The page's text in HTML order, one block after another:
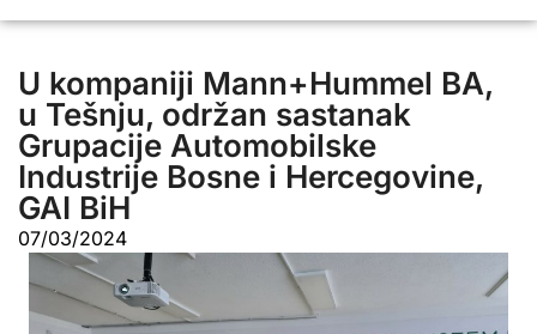
U kompaniji Mann+Hummel BA,
u Tešnju, održan sastanak
Grupacije Automobilske
Industrije Bosne i Hercegovine,
GAI BiH
07/03/2024